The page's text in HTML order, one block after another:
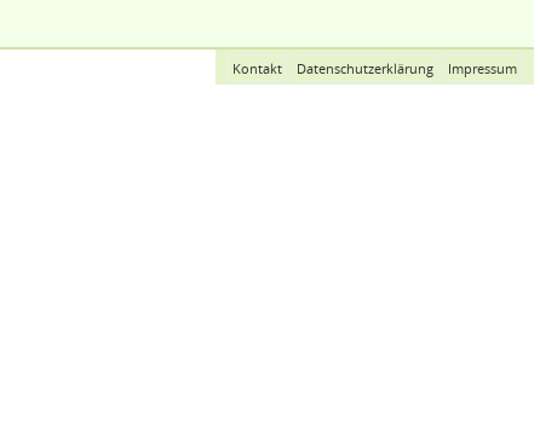
Kontakt Datenschutzerklärung Impressum